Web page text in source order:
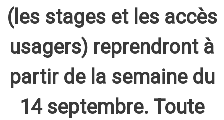
(les stages et les accès
usagers) reprendront à
partir de la semaine du
14 septembre. Toute